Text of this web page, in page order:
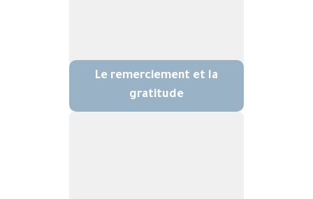
Le remerciement et la
gratitude